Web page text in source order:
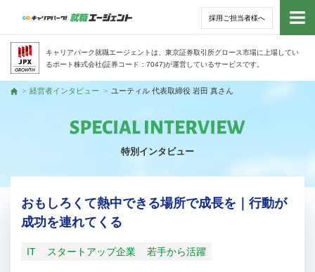
採用ご担当者様へ
キャリアパーク就職エージェントは、東京証券取引所グロース市場に上場してい
るポート株式会社(証券コード：7047)が運営しているサービスです。
トッ
トップ
経営者インタビュー ユーティル 代表取締役 岩田 真さん
特別インタビュー
おもしろくて熱中できる場所で成長を｜行動が
成功を連れてくる
IT スタートアップ企業 若手から活躍